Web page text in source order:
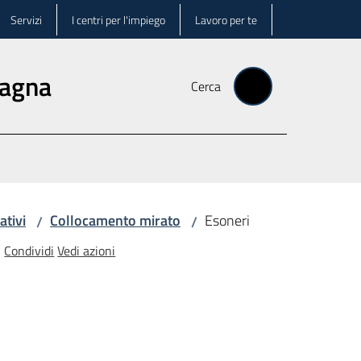
Servizi I centri per l'impiego Lavoro per te
Cerca
/ Collocamento mirato / Esoneri
Condividi Vedi azioni